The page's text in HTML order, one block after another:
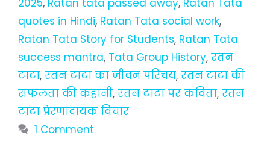
quotes in Hindi, Ratan Tata social work,
Ratan Tata Story for Students, Ratan Tata
success mantra, Tata Group History, रतन
टाटा, रतन टाटा का जीवन परिचय, रतन टाटा की
सफलता की कहानी, रतन टाटा पर कविता, रतन
टाटा प्रेरणादायक विचार
1 Comment